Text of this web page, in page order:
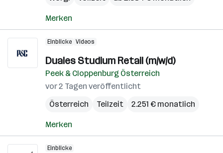
Merken
Einblicke Videos
Duales Studium Retail (m/w/d)
Peek & Cloppenburg Österreich
vor 2 Tagen veröffentlicht
Österreich
Teilzeit 2.251 € monatlich
Merken
Einblicke